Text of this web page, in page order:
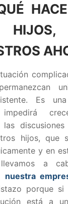
HIJOS,
Es
impedirá
hijos, que
y en
a
nuestra
porque si
está a